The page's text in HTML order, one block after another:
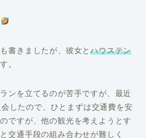
書きましたが、彼女とハウステン
。
ンを立てるのが苦手ですが、最近
会したので、ひとまずは交通費を安
ですが、他の観光を考えようとす
交通手段の組み合わせが難しく